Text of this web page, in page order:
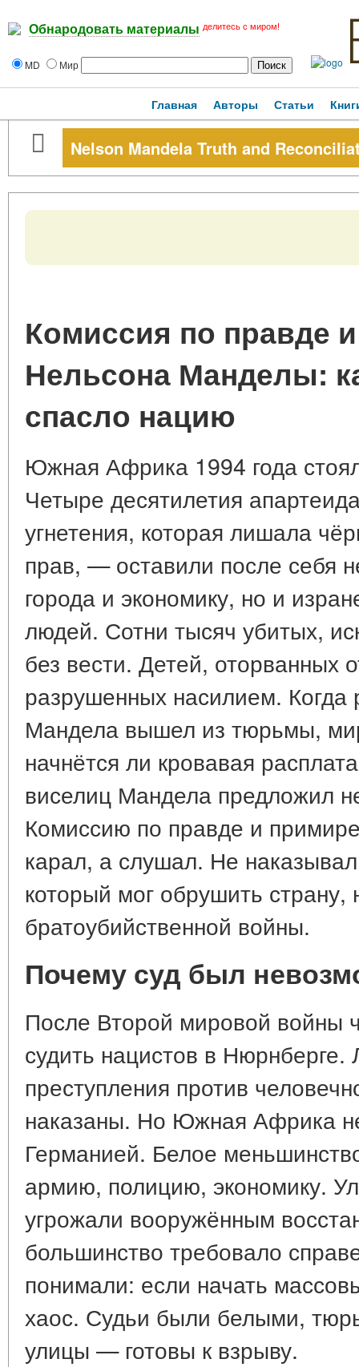
Обнародовать материалы делитесь с миром!
MD Мир
Главная Авторы Статьи
Nelson Mandela Truth and
Комиссия по правде
Нельсона Манделы:
спасло нацию
Южная Африка 1994 года
Четыре десятилетия
угнетения, которая лишала
прав, — оставили после себя
города и экономику, но и
людей. Сотни тысяч убитых,
без вести. Детей, оторванных
разрушенных насилием.
Мандела вышел из тюрьмы,
начнётся ли кровавая
виселиц Мандела предложил
Комиссию по правде и
карал, а слушал. Не
который мог обрушить страну,
братоубийственной войны.
Почему суд был
После Второй мировой войны
судить нацистов в Нюрнберге.
преступления против
наказаны. Но Южная Африка
Германией. Белое
армию, полицию, экономику.
угрожали вооружённым
большинство требовало
понимали: если начать
хаос. Судьи были белыми,
улицы — готовы к взрыву.